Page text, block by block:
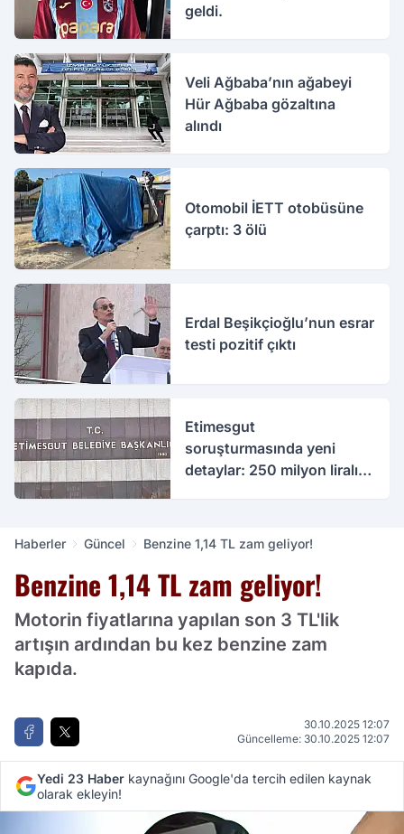
geldi.
Veli Ağbaba’nın ağabeyi
Hür Ağbaba gözaltına
alındı
Otomobil İETT otobüsüne
çarptı: 3 ölü
Erdal Beşikçioğlu’nun esrar
testi pozitif çıktı
Etimesgut
soruşturmasında yeni
detaylar: 250 milyon liralık
Haberler Güncel Benzine 1,14 TL zam geliyor!
Benzine 1,14 TL zam geliyor!
Motorin fiyatlarına yapılan son 3 TL'lik
artışın ardından bu kez benzine zam
kapıda.
30.10.2025 12:07
Güncelleme: 30.10.2025 12:07
Yedi 23 Haber kaynağını Google'da tercih edilen kaynak
olarak ekleyin!